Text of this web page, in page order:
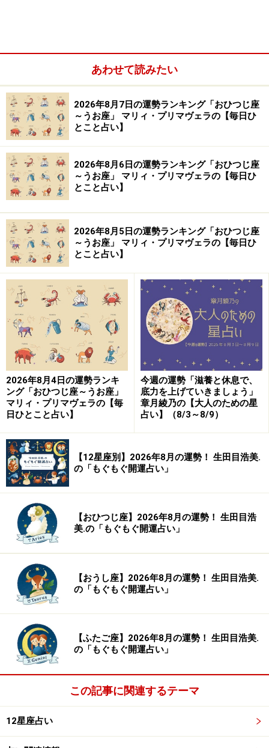
※記事内容は執筆時点のものです。最新の内容をご確認くださ
【編集部おすすめの購入サイト】
Amazonで占い関連の商品をチェック！
楽天市場で占い関連の商品をチェック！
あわせて読みたい
2026年8月7日の運勢ランキング「おひつじ座
～うお座」 マリィ・プリマヴェラの【毎日ひ
とこと占い】
2026年8月6日の運勢ランキング「おひつじ座
～うお座」 マリィ・プリマヴェラの【毎日ひ
とこと占い】
2026年8月5日の運勢ランキング「おひつじ座
～うお座」 マリィ・プリマヴェラの【毎日ひ
とこと占い】
2026年8月4日の運勢ランキ
ング「おひつじ座～うお座」
マリィ・プリマヴェラの【毎
日ひとこと占い】
今週の運勢「滋養と休息で、
底力を上げていきましょう」
章月綾乃の【大人のための星
占い】（8/3～8/9）
【12星座別】2026年8月の運勢！ 生田目浩美.
の「もぐもぐ開運占い」
【おひつじ座】2026年8月の運勢！ 生田目浩
美.の「もぐもぐ開運占い」
【おうし座】2026年8月の運勢！ 生田目浩美.
の「もぐもぐ開運占い」
【ふたご座】2026年8月の運勢！ 生田目浩美.
の「もぐもぐ開運占い」
この記事に関連するテーマ
12星座占い